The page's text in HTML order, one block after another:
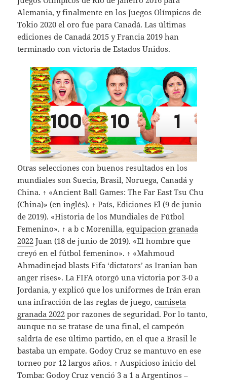
Alemania, y finalmente en los Juegos Olímpicos de
Tokio 2020 el oro fue para Canadá. Las últimas
ediciones de Canadá 2015 y Francia 2019 han
terminado con victoria de Estados Unidos.
Otras selecciones con buenos resultados en los
mundiales son Suecia, Brasil, Noruega, Canadá y
China. ↑ «Ancient Ball Games: The Far East Tsu Chu
(China)» (en inglés). ↑ País, Ediciones El (9 de junio
de 2019). «Historia de los Mundiales de Fútbol
Femenino». ↑ a b c Morenilla,equipacion granada
2022 Juan (18 de junio de 2019). «El hombre que
creyó en el fútbol femenino». ↑ «Mahmoud
Ahmadinejad blasts Fifa ‘dictators’ as Iranian ban
anger rises». La FIFA otorgó una victoria por 3-0 a
Jordania, y explicó que los uniformes de Irán eran
una infracción de las reglas de juego,camiseta
granada 2022 por razones de seguridad. Por lo tanto,
aunque no se tratase de una final, el campeón
saldría de ese último partido, en el que a Brasil le
bastaba un empate. Godoy Cruz se mantuvo en ese
torneo por 12 largos años. ↑ Auspicioso inicio del
Tomba: Godoy Cruz venció 3 a 1 a Argentinos –